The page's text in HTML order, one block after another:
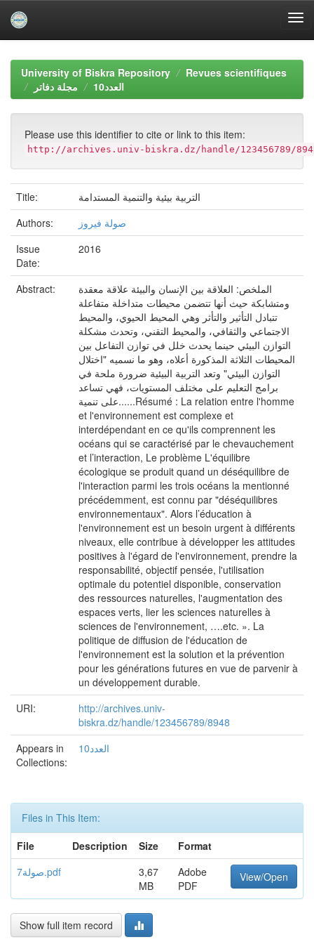
navigationUniversity of Biskra Repository
Revues scientifiques
مجلة دفاتر
العدد10
Please use this identifier to cite or link to this item:
http://archives.univ-biskra.dz/handle/123456789/
Title:
التربية بيئية والتنمية المستدامة
Authors:
صولة فيروز
Issue
Date:
2016
Abstract:
الملخص: العلاقة بين الإنسان والبيئة علاقة معقدة
ومتشابكة حيث أنها تتضمن محيطات متداخلة متفاعلة
تتبادل التأثير والتأثر وهي المحيط الحيوي، والمحيط
الاجتماعي والثقافي، والمحيط التقني، وتحدث مشكلة
التوازن البيئي حينما يحدث خلل في توازن التفاعل بين
المحيطات الثلاثة المذكورة أعلاه، وهو ما نسميه "اختلال
التوازن البيئي" وتعد التربية البيئية ضرورة ملحة في
برامج التعليم على مختلف المستويات، فهي تساعد
على تنمية......Résumé : La relation entre l'homme
et l'environnement est complexe et
interdépendant en ce qu'ils comprennent les
océans qui se caractérisé par le chevauchement
et l’interaction, Le problème L'équilibre
écologique se produit quand un déséquilibre de
l'interaction parmi les trois océans la mentionné
précédemment, est connu par "déséquilibres
environnementaux". Alors l’éducation à
l'environnement est un besoin urgent à différents
niveaux, elle contribue à développer les attitudes
positives à l'égard de l'environnement, prendre la
responsabilité, objectif pensée, l'utilisation
optimale du potentiel disponible, conservation
des ressources naturelles, l'augmentation des
espaces verts, lier les sciences naturelles à
sciences de l'environnement, ….etc. ». La
politique de diffusion de l'éducation de
l'environnement est la solution et la prévention
pour les générations futures en vue de parvenir à
un développement durable.
URI:
http://archives.univ-
biskra.dz/handle/123456789/8948
Appears in
Collections:
العدد10
Files in This Item:
File
Description Size
Format
7صولة.pdf
3,67
MB
Adobe
PDF
View/Open
Show full item record